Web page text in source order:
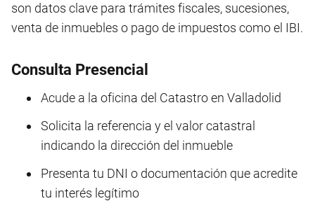
son datos clave para trámites fiscales, sucesiones,
venta de inmuebles o pago de impuestos como el IBI.
Consulta Presencial
Acude a la oficina del Catastro en Valladolid
Solicita la referencia y el valor catastral
indicando la dirección del inmueble
Presenta tu DNI o documentación que acredite
tu interés legítimo